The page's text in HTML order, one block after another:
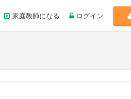
家庭教師になる ログイン